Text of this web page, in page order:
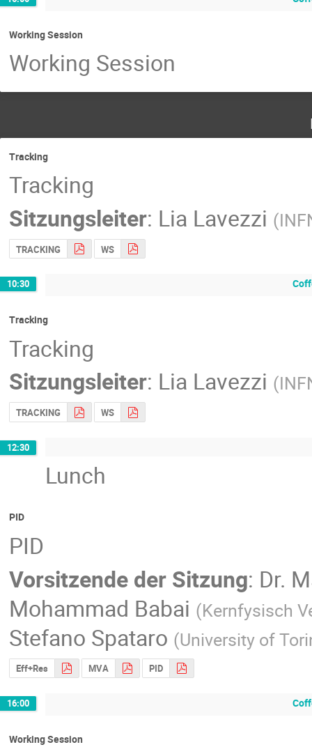
Working Session
Working Session
Tracking
Tracking
Sitzungsleiter: Lia Lavezzi (
TRACKING WS
10:30
Tracking
Tracking
Sitzungsleiter: Lia Lavezzi (
TRACKING WS
12:30
Lunch
PID
PID
Vorsitzende der Sitzung: Dr.
Mohammad Babai (Kernfysisch
Stefano Spataro (University of
Eff+Res MVA PID
16:00
Working Session